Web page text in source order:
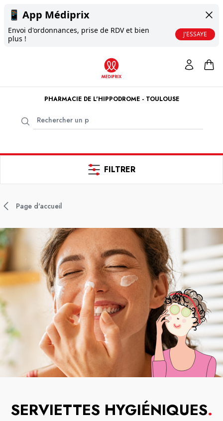
📱 App Médiprix
Envoi d'ordonnances, prise de RDV et bien
plus !
J'ESSAYE
PHARMACIE DE L'HIPPODROME - TOULOUSE
FILTRER
Page d'accueil
SERVIETTES HYGIÉNIQUES.